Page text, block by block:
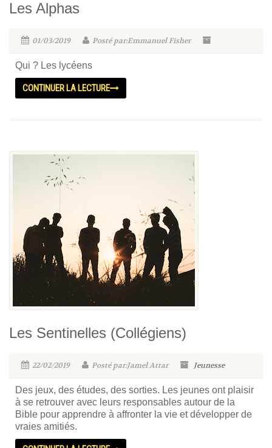
Les Alphas
01/03/2019 Posté par:Emmanuel Fisher
Qui ? Les lycéens
CONTINUER LA LECTURE
Les Sentinelles (Collégiens)
22/02/2019 Posté par:Jamel Attar Jeunesse
Des jeux, des études, des sorties. Les jeunes ont plaisir
à se retrouver avec leurs responsables autour de la
Bible pour apprendre à affronter la vie et développer de
vraies amitiés.